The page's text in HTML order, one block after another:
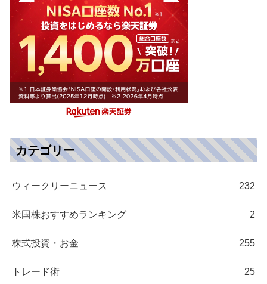
カテゴリー
ウィークリーニュース 232
米国株おすすめランキング 2
株式投資・お金 255
トレード術 25